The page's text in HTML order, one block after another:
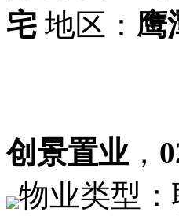
宅 地区： 鹰
创景置业，
物业类型